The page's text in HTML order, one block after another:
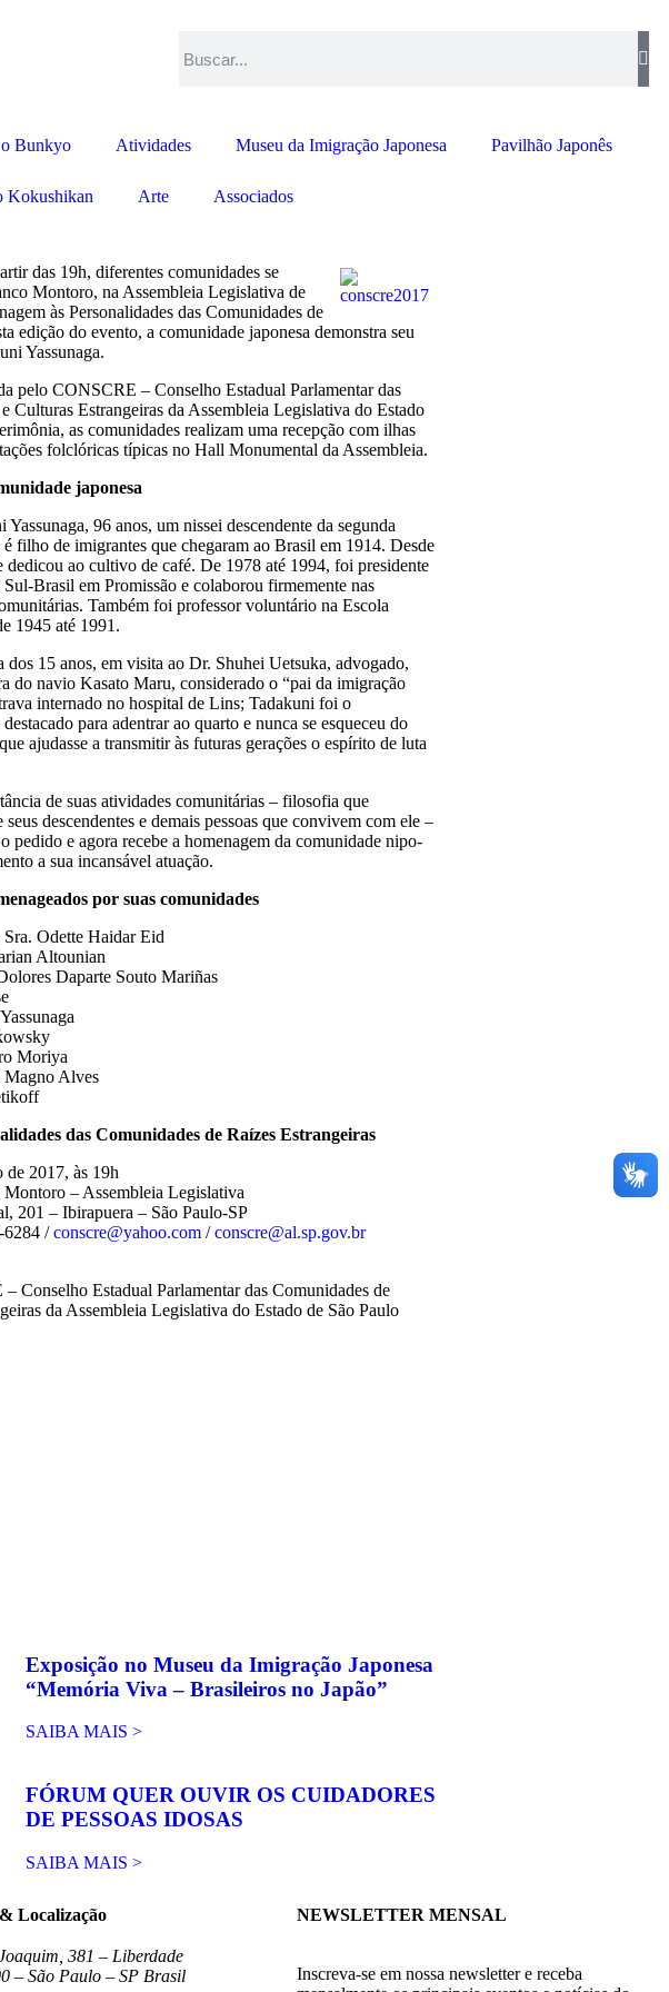
o Bunkyo Atividades Museu da Imigração Japonesa Pavilhão Japonês
Kokushikan Arte Associados
das 19h, diferentes comunidades se
Montoro, na Assembleia Legislativa de
às Personalidades das Comunidades de
edição do evento, a comunidade japonesa demonstra seu
Yassunaga.
pelo CONSCRE – Conselho Estadual Parlamentar das
Culturas Estrangeiras da Assembleia Legislativa do Estado
as comunidades realizam uma recepção com ilhas
folclóricas típicas no Hall Monumental da Assembleia.
japonesa
Yassunaga, 96 anos, um nissei descendente da segunda
é filho de imigrantes que chegaram ao Brasil em 1914. Desde
dedicou ao cultivo de café. De 1978 até 1994, foi presidente
Brasil em Promissão e colaborou firmemente nas
Também foi professor voluntário na Escola
1945 até 1991.
15 anos, em visita ao Dr. Shuhei Uetsuka, advogado,
do navio Kasato Maru, considerado o “pai da imigração
internado no hospital de Lins; Tadakuni foi o
para adentrar ao quarto e nunca se esqueceu do
ajudasse a transmitir às futuras gerações o espírito de luta
de suas atividades comunitárias – filosofia que
seus descendentes e demais pessoas que convivem com ele –
pedido e agora recebe a homenagem da comunidade nipo-
a sua incansável atuação.
por suas comunidades
Odette Haidar Eid
Altounian
Daparte Souto Mariñas
Moriya
Magno Alves
das Comunidades de Raízes Estrangeiras
de 2017, às 19h
– Assembleia Legislativa
201 – Ibirapuera – São Paulo-SP
6284 /conscre@yahoo.com /conscre@al.sp.gov.br
Conselho Estadual Parlamentar das Comunidades de
da Assembleia Legislativa do Estado de São Paulo
Exposição no Museu da Imigração Japonesa
“Memória Viva – Brasileiros no Japão”
SAIBA MAIS >
FÓRUM QUER OUVIR OS CUIDADORES
DE PESSOAS IDOSAS
SAIBA MAIS >
Localização
381 – Liberdade
– São Paulo – SP Brasil
NEWSLETTER MENSAL
Inscreva-se em nossa newsletter e receba